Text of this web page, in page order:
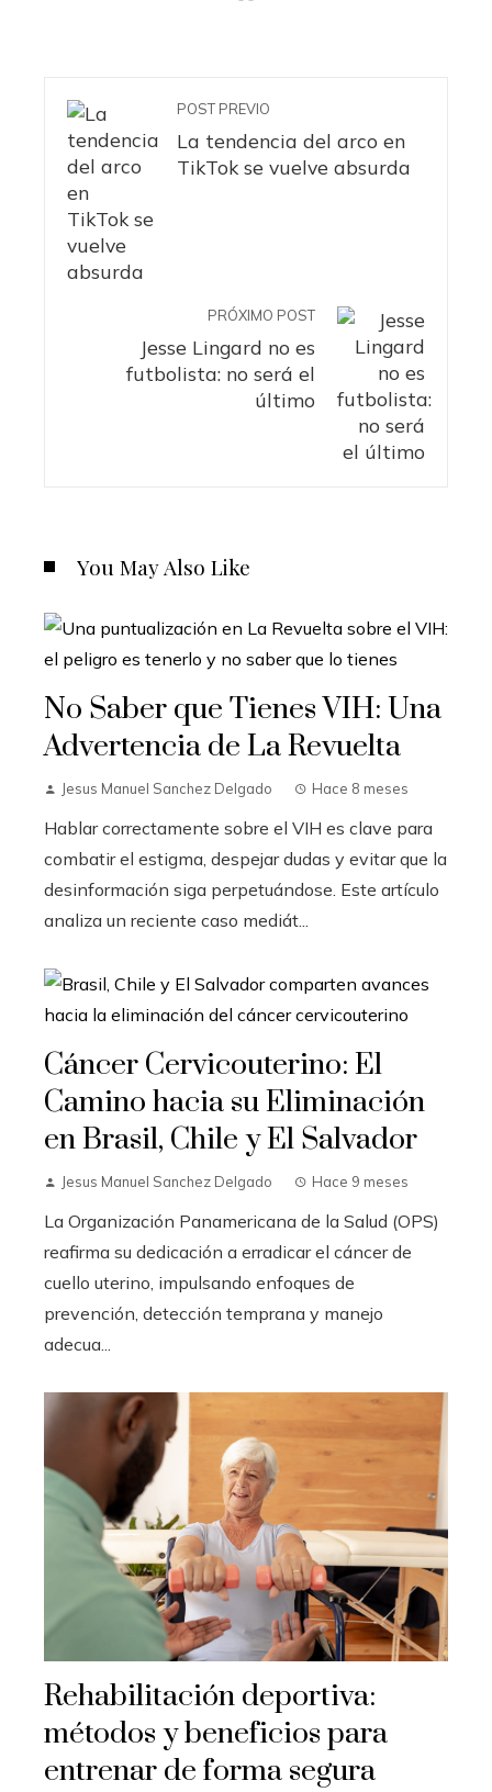
POST PREVIO
La tendencia del arco en
TikTok se vuelve absurda
PRÓXIMO POST
Jesse Lingard no es
futbolista: no será el
último
You May Also Like
No Saber que Tienes VIH: Una
Advertencia de La Revuelta
Jesus Manuel Sanchez Delgado Hace 8 meses
Hablar correctamente sobre el VIH es clave para
combatir el estigma, despejar dudas y evitar que la
desinformación siga perpetuándose. Este artículo
analiza un reciente caso mediát...
Cáncer Cervicouterino: El
Camino hacia su Eliminación
en Brasil, Chile y El Salvador
Jesus Manuel Sanchez Delgado Hace 9 meses
La Organización Panamericana de la Salud (OPS)
reafirma su dedicación a erradicar el cáncer de
cuello uterino, impulsando enfoques de
prevención, detección temprana y manejo
adecua...
Rehabilitación deportiva:
métodos y beneficios para
entrenar de forma segura